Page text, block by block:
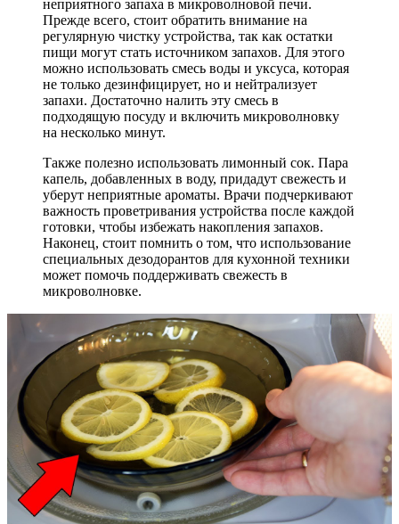
неприятного запаха в микроволновой печи.
Прежде всего, стоит обратить внимание на
регулярную чистку устройства, так как остатки
пищи могут стать источником запахов. Для этого
можно использовать смесь воды и уксуса, которая
не только дезинфицирует, но и нейтрализует
запахи. Достаточно налить эту смесь в
подходящую посуду и включить микроволновку
на несколько минут.
Также полезно использовать лимонный сок. Пара
капель, добавленных в воду, придадут свежесть и
уберут неприятные ароматы. Врачи подчеркивают
важность проветривания устройства после каждой
готовки, чтобы избежать накопления запахов.
Наконец, стоит помнить о том, что использование
специальных дезодорантов для кухонной техники
может помочь поддерживать свежесть в
микроволновке.